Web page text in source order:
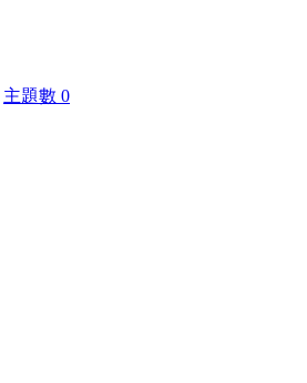
主題數 0